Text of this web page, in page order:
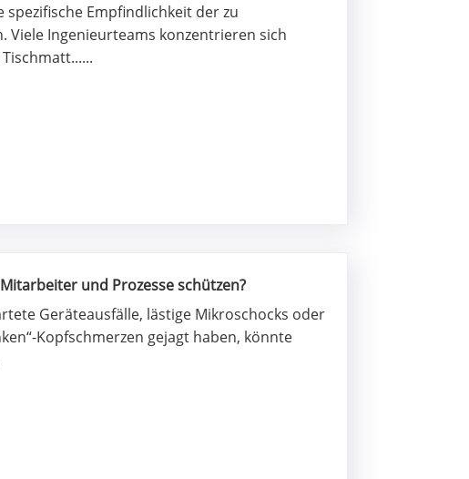
Empfindlichkeit der zu
Viele Ingenieurteams konzentrieren sich
und Prozesse schützen?
Geräteausfälle, lästige Mikroschocks oder
Kopfschmerzen gejagt haben, könnte